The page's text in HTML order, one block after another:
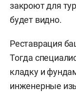
закроют для
будет видно.
Реставрация
Тогда
кладку и
инженерные